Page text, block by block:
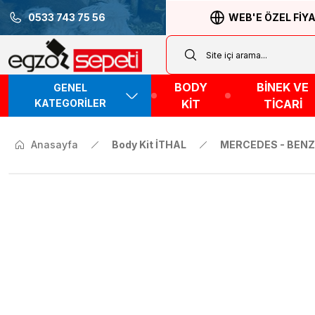
0533 743 75 56 WEB'E ÖZEL
GENEL
KATEGORİLER
BODY
KİT
BİNEK VE
TİCARİ
Anasayfa Body Kit İTHAL MERCEDES - BENZ